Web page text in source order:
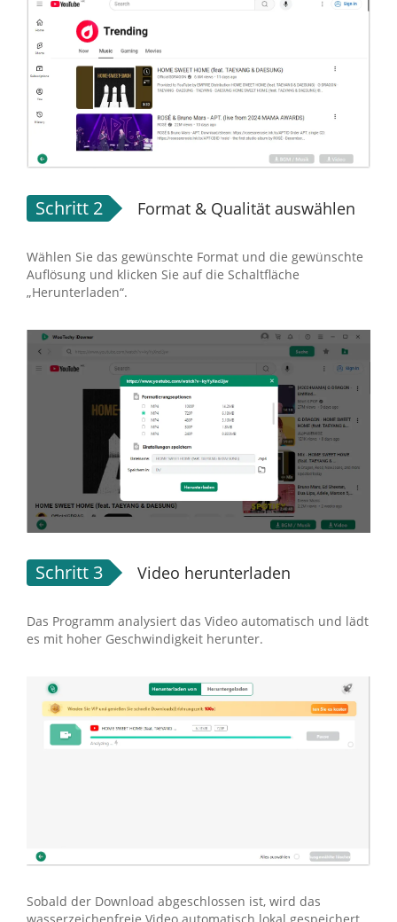
Schritt 2 Format & Qualität auswählen
Wählen Sie das gewünschte Format und die gewünschte
Auflösung und klicken Sie auf die Schaltfläche
„Herunterladen“.
Schritt 3 Video herunterladen
Das Programm analysiert das Video automatisch und lädt
es mit hoher Geschwindigkeit herunter.
Sobald der Download abgeschlossen ist, wird das